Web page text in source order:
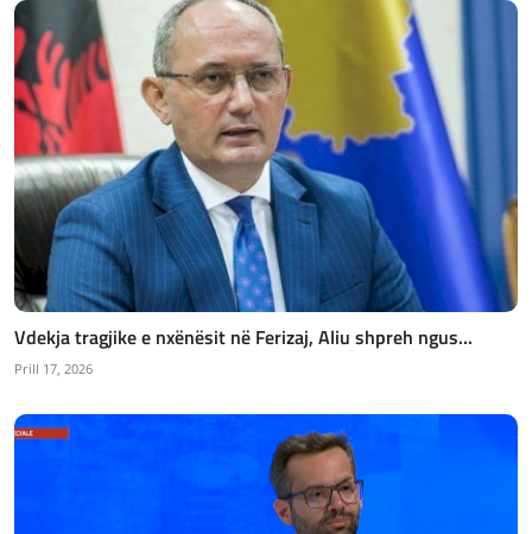
Vdekja tragjike e nxënësit në Ferizaj, Aliu shpreh ngus...
Prill 17, 2026